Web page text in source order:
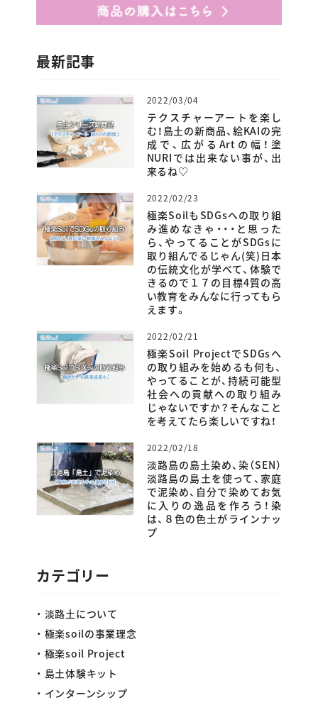
最新記事
テクスチャーアートを楽し
む！島土の新商品、絵KAIの完
成で、広がるArtの幅！塗
NURIでは出来ない事が、出
来るね♡
2022/03/04
極楽SoilもSDGsへの取り組
み進めなきゃ・・・と思った
ら、やってることがSDGsに
取り組んでるじゃん(笑)日本
の伝統文化が学べて、体験で
きるので１７の目標4質の高
い教育をみんなに行ってもら
えます。
2022/02/23
極楽Soil ProjectでSDGsへ
の取り組みを始めるも何も、
やってることが、持続可能型
社会への貢献への取り組み
じゃないですか？そんなこと
を考えてたら楽しいですね！
2022/02/21
淡路島の島土染め、染（SEN）
淡路島の島土を使って、家庭
で泥染め、自分で染めてお気
に入りの逸品を作ろう！染
は、８色の色土がラインナッ
プ
2022/02/18
カテゴリー
淡路土について
極楽soilの事業理念
極楽soil Project
島土体験キット
インターンシップ